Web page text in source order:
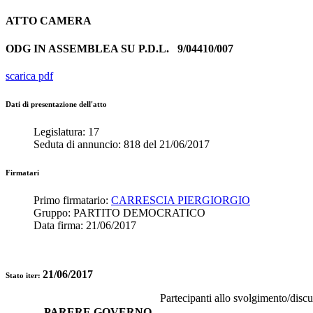
ATTO CAMERA
ODG IN ASSEMBLEA SU P.D.L. 9/04410/007
scarica pdf
Dati di presentazione dell'atto
Legislatura: 17
Seduta di annuncio: 818 del 21/06/2017
Firmatari
Primo firmatario: CARRESCIA PIERGIORGIO
Gruppo: PARTITO DEMOCRATICO
Data firma: 21/06/2017
Stato iter: 21/06/2017
Partecipanti allo svolgimento/